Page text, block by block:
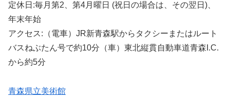
定休日:毎月第2、第4月曜日 (祝日の場合は、その翌日)、
年末年始
アクセス:（電車）JR新青森駅からタクシーまたはルート
バスねぶたん号で約10分（車）東北縦貫自動車道青森I.C.
から約5分
青森県立美術館